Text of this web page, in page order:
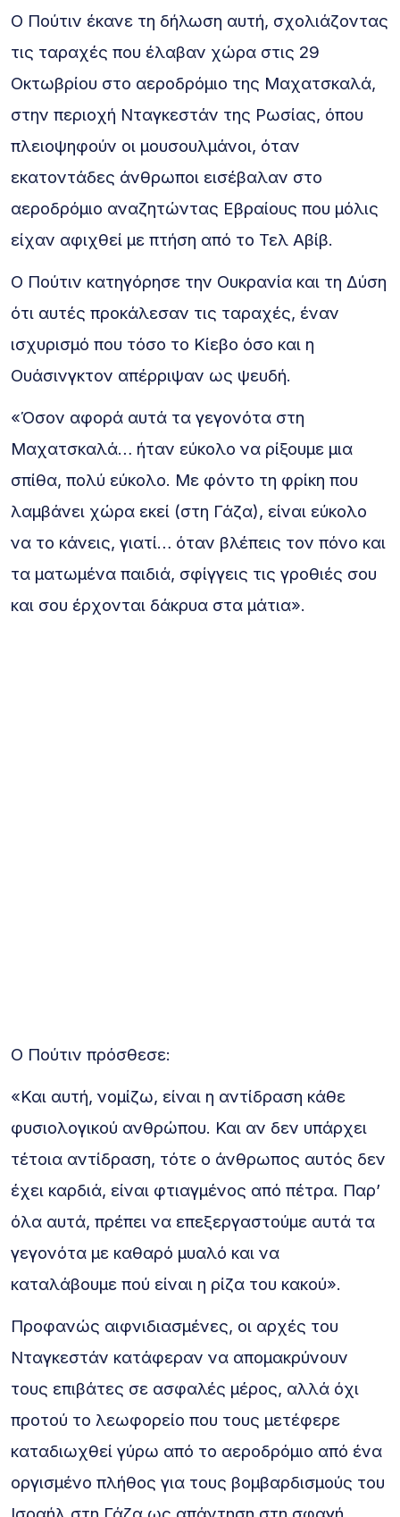
Ο Πούτιν έκανε τη δήλωση αυτή, σχολιάζοντας
τις ταραχές που έλαβαν χώρα στις 29
Οκτωβρίου στο αεροδρόμιο της Μαχατσκαλά,
στην περιοχή Νταγκεστάν της Ρωσίας, όπου
πλειοψηφούν οι μουσουλμάνοι, όταν
εκατοντάδες άνθρωποι εισέβαλαν στο
αεροδρόμιο αναζητώντας Εβραίους που μόλις
είχαν αφιχθεί με πτήση από το Τελ Αβίβ.
Ο Πούτιν κατηγόρησε την Ουκρανία και τη Δύση
ότι αυτές προκάλεσαν τις ταραχές, έναν
ισχυρισμό που τόσο το Κίεβο όσο και η
Ουάσινγκτον απέρριψαν ως ψευδή.
«Όσον αφορά αυτά τα γεγονότα στη
Μαχατσκαλά… ήταν εύκολο να ρίξουμε μια
σπίθα, πολύ εύκολο. Με φόντο τη φρίκη που
λαμβάνει χώρα εκεί (στη Γάζα), είναι εύκολο
να το κάνεις, γιατί… όταν βλέπεις τον πόνο και
τα ματωμένα παιδιά, σφίγγεις τις γροθιές σου
και σου έρχονται δάκρυα στα μάτια».
Ο Πούτιν πρόσθεσε:
«Και αυτή, νομίζω, είναι η αντίδραση κάθε
φυσιολογικού ανθρώπου. Και αν δεν υπάρχει
τέτοια αντίδραση, τότε ο άνθρωπος αυτός δεν
έχει καρδιά, είναι φτιαγμένος από πέτρα. Παρ’
όλα αυτά, πρέπει να επεξεργαστούμε αυτά τα
γεγονότα με καθαρό μυαλό και να
καταλάβουμε πού είναι η ρίζα του κακού».
Προφανώς αιφνιδιασμένες, οι αρχές του
Νταγκεστάν κατάφεραν να απομακρύνουν
τους επιβάτες σε ασφαλές μέρος, αλλά όχι
προτού το λεωφορείο που τους μετέφερε
καταδιωχθεί γύρω από το αεροδρόμιο από ένα
οργισμένο πλήθος για τους βομβαρδισμούς του